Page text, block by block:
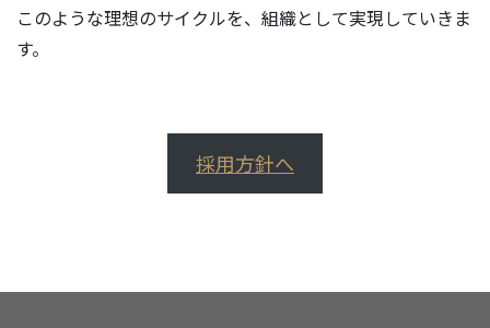
このような理想のサイクルを、組織として実現していきま
す。
採用方針へ